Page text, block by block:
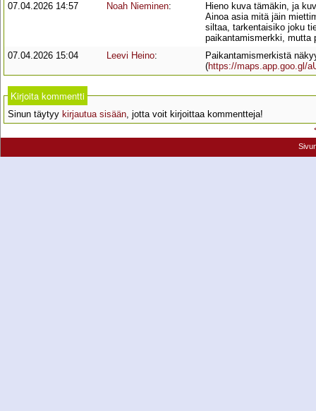
07.04.2026 14:57
Noah Nieminen:
Hieno kuva tämäkin, ja
Ainoa asia mitä jäin
siltaa, tarkentaisiko joku
paikantamismerkki, mutta
07.04.2026 15:04
Leevi Heino:
Paikantamismerkistä
(https://maps.app.goo.gl/
Kirjoita kommentti
Sinun täytyy kirjautua sisään, jotta voit kirjoittaa kommentteja!